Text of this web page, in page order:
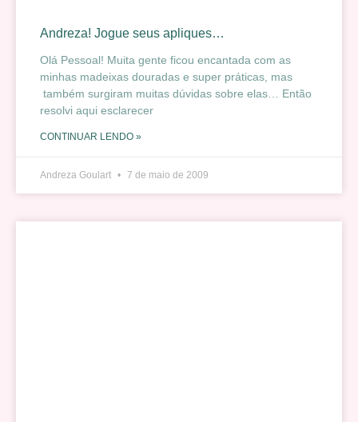
Andreza! Jogue seus apliques…
Olá Pessoal! Muita gente ficou encantada com as
minhas madeixas douradas e super práticas, mas
também surgiram muitas dúvidas sobre elas… Então
resolvi aqui esclarecer
CONTINUAR LENDO »
Andreza Goulart 7 de maio de 2009